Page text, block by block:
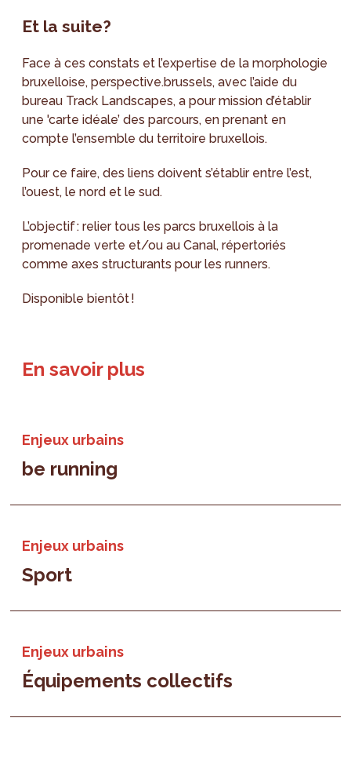
Et la suite?
Face à ces constats et l’expertise de la morphologie
bruxelloise, perspective.brussels, avec l’aide du
bureau Track Landscapes, a pour mission d’établir
une 'carte idéale’ des parcours, en prenant en
compte l’ensemble du territoire bruxellois.
Pour ce faire, des liens doivent s’établir entre l’est,
l’ouest, le nord et le sud.
L’objectif : relier tous les parcs bruxellois à la
promenade verte et/ou au Canal, répertoriés
comme axes structurants pour les runners.
Disponible bientôt !
En savoir plus
Enjeux urbains
be running
Enjeux urbains
Sport
Enjeux urbains
Équipements collectifs